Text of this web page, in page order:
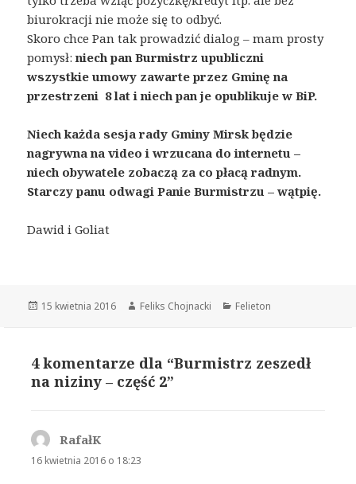
biurokracji nie może się to odbyć.
Skoro chce Pan tak prowadzić dialog – mam prosty
pomysł:niech pan Burmistrz upubliczni
wszystkie umowy zawarte przez Gminę na
przestrzeni 8 lat i niech pan je opublikuje w BiP.
Niech każda sesja rady Gminy Mirsk będzie
nagrywna na video i wrzucana do internetu –
niech obywatele zobaczą za co płacą radnym.
Starczy panu odwagi Panie Burmistrzu – wątpię.
Dawid i Goliat
Opublikowano
15 kwietnia 2016 Autor
Feliks Chojnacki Kategorie
Felieton
4 komentarze dla “Burmistrz zeszedł
na niziny – część 2”
RafałKpisze:
16 kwietnia 2016 o 18:23